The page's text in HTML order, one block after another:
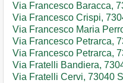
Via Francesco Baracca,
Via Francesco Crispi,
Via Francesco Maria
Via Francesco Petrarca,
Via Francesco Petrarca,
Via Fratelli Bandiera,
Via Fratelli Cervi, 73040